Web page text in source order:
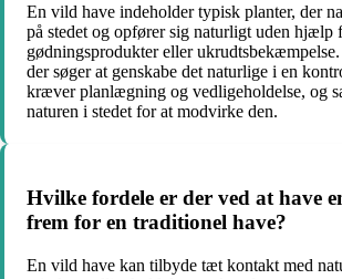
En vild have indeholder typisk planter, der
på stedet og opfører sig naturligt uden hjælp
gødningsprodukter eller
der søger at genskabe det naturlige i en
kræver planlægning og vedligeholdelse, og
naturen i stedet for at modvirke den.
Hvilke fordele er der ved at have
frem for en traditionel have?
En vild have kan tilbyde tæt kontakt med